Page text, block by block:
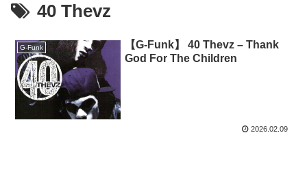
40 Thevz
G-Funk
【G-Funk】 40 Thevz – Thank
God For The Children
2026.02.09